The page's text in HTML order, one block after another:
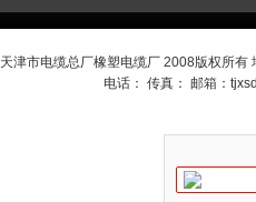
天津市电缆总厂橡塑电缆厂 2008版权所有
电话： 传真： 邮箱：